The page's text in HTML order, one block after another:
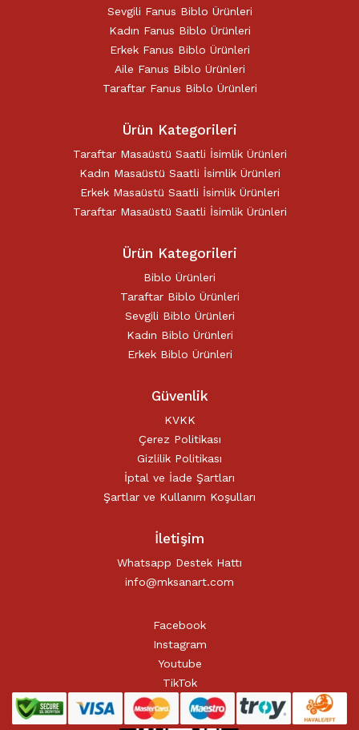
Sevgili Fanus Biblo Ürünleri
Kadın Fanus Biblo Ürünleri
Erkek Fanus Biblo Ürünleri
Aile Fanus Biblo Ürünleri
Taraftar Fanus Biblo Ürünleri
Ürün Kategorileri
Taraftar Masaüstü Saatli İsimlik Ürünleri
Kadın Masaüstü Saatli İsimlik Ürünleri
Erkek Masaüstü Saatli İsimlik Ürünleri
Taraftar Masaüstü Saatli İsimlik Ürünleri
Ürün Kategorileri
Biblo Ürünleri
Taraftar Biblo Ürünleri
Sevgili Biblo Ürünleri
Kadın Biblo Ürünleri
Erkek Biblo Ürünleri
Güvenlik
KVKK
Çerez Politikası
Gizlilik Politikası
İptal ve İade Şartları
Şartlar ve Kullanım Koşulları
İletişim
Whatsapp Destek Hattı
info@mksanart.com
Facebook
Instagram
Youtube
TikTok